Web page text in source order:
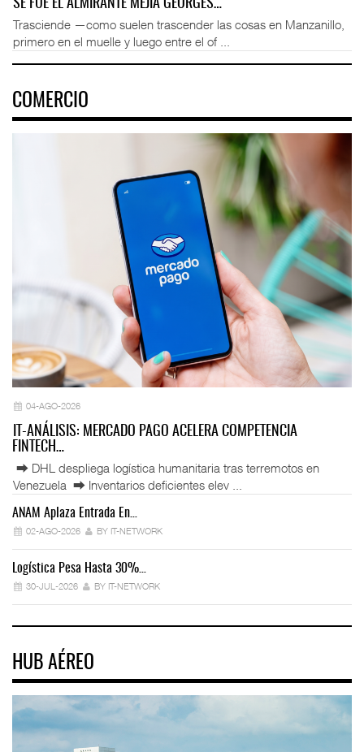
SE FUE EL ALMIRANTE MEJÍA GEORGES…
Trasciende —como suelen trascender las cosas en Manzanillo,
primero en el muelle y luego entre el of ...
COMERCIO
04-AGO-2026
IT-ANÁLISIS: MERCADO PAGO ACELERA COMPETENCIA
FINTECH…
⮕ DHL despliega logística humanitaria tras terremotos en
Venezuela ⮕ Inventarios deficientes elev ...
ANAM Aplaza Entrada En…
02-AGO-2026 BY IT-NETWORK
Logística Pesa Hasta 30%…
30-JUL-2026 BY IT-NETWORK
HUB AÉREO